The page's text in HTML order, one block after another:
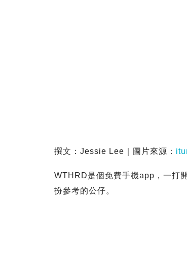
撰文：Jessie Lee｜圖片來源：
WTHRD是個免費手機app，一打
扮參考的公仔。